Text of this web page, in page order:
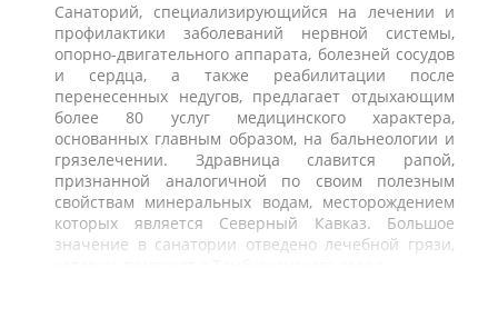
Санаторий, специализирующийся на лечении и
профилактики заболеваний нервной системы,
опорно-двигательного аппарата, болезней сосудов
и сердца, а также реабилитации после
перенесенных недугов, предлагает отдыхающим
более 80 услуг медицинского характера,
основанных главным образом, на бальнеологии и
грязелечении. Здравница славится рапой,
признанной аналогичной по своим полезным
свойствам минеральных водам, месторождением
которых является Северный Кавказ. Большое
значение в санатории отведено лечебной грязи,